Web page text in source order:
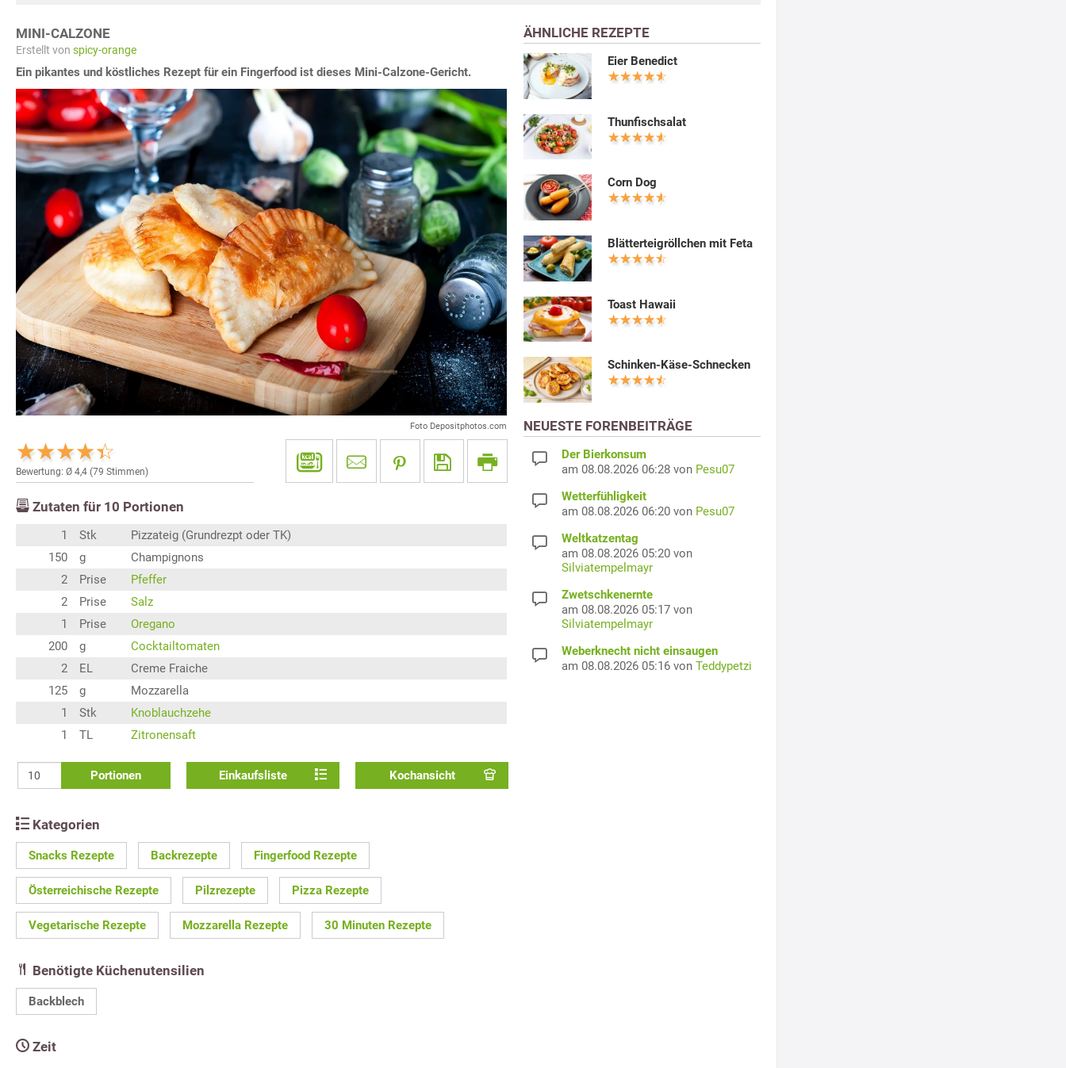
MINI-CALZONE
Erstellt von spicy-orange
Ein pikantes und köstliches Rezept für ein Fingerfood ist dieses Mini-Calzone-Gericht.
Foto Depositphotos.com
Bewertung: Ø 4,4 (79 Stimmen)
Zutaten für 10 Portionen
1 Stk
Pizzateig (Grundrezpt oder TK)
150
g
Champignons
2
Prise
Pfeffer
2
Prise
Salz
1
Prise
Oregano
200
g
Cocktailtomaten
2
EL
Creme Fraiche
125
g
Mozzarella
1
Stk
Knoblauchzehe
1
TL Zitronensaft
Portionen Einkaufsliste Kochansicht
Kategorien
Snacks Rezepte Backrezepte Fingerfood Rezepte
Österreichische Rezepte Pilzrezepte Pizza Rezepte
Vegetarische Rezepte Mozzarella Rezepte 30 Minuten Rezepte
Benötigte Küchenutensilien
Backblech
Zeit
ÄHNLICHE REZEPTE
Eier Benedict
Thunfischsalat
Corn Dog
Blätterteigröllchen mit Feta
Toast Hawaii
Schinken-Käse-Schnecken
NEUESTE FORENBEITRÄGE
Der Bierkonsum
am 08.08.2026 06:28 von Pesu07
Wetterfühligkeit
am 08.08.2026 06:20 von Pesu07
Weltkatzentag
am 08.08.2026 05:20 von
Silviatempelmayr
Zwetschkenernte
am 08.08.2026 05:17 von
Silviatempelmayr
Weberknecht nicht einsaugen
am 08.08.2026 05:16 von Teddypetzi